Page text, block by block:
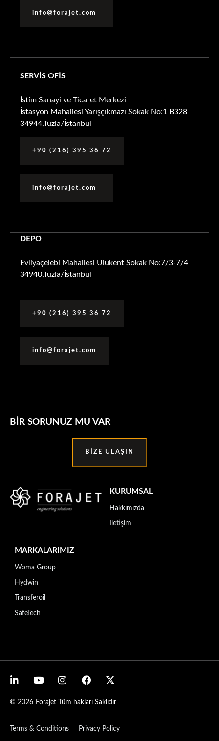
info@forajet.com
SERVİS OFİS
İstim Sanayi ve Ticaret Merkezi
İstasyon Mahallesi Yarışçıkmazı Sokak No:1 B328
34944,Tuzla/İstanbul
+90 (216) 395 36 72
info@forajet.com
DEPO
Evliyaçelebi Mahallesi Ulukent Sokak No:7/3-7/4
34940,Tuzla/İstanbul
+90 (216) 395 36 72
info@forajet.com
BIR SORUNUZ MU VAR
BIZE ULAŞIN
KURUMSAL
Hakkımızda
İletişim
MARKALARIMIZ
Woma Group
Hydwin
Transferoil
SafeTech
© 2026 Forajet Tüm hakları Saklıdır
Terms & Conditions Privacy Policy